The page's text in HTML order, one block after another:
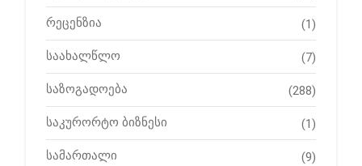
რეცენზია (1)
საახალწლო (7)
საზოგადოება (288)
საკურორტო ბიზნესი (1)
სამართალი (9)